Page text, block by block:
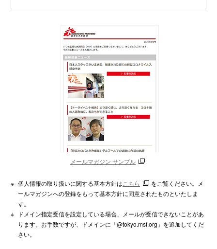
メールマガジン サンプル
※ 個人情報の取り扱いに関する基本方針は こちら
をご覧ください。メ
ールマガジンへの登録をもって基本方針に同意されたものといたしま
す。
※
ドメイン指定受信を設定している場合、メールが受信できないことがあ
ります。お手数ですが、ドメインに「@tokyo.msf.org」を追加してくだ
さい。